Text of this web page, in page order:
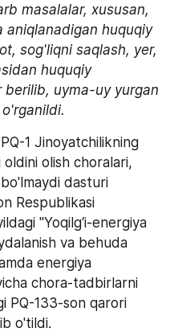
masalalar, xususan,
aniqlanadigan huquqiy
sog'liqni saqlash, yer,
huquqiy
uyma-uy yurgan
1 Jinoyatchilikning
olish choralari,
dasturi
Respublikasi
"Yoqilg‘i-energiya
va behuda
energiya
chora-tadbirlarni
PQ-133-son qarori
o'tildi.